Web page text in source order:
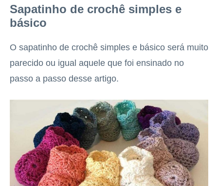
Sapatinho de crochê simples e
básico
O sapatinho de crochê simples e básico será muito
parecido ou igual aquele que foi ensinado no
passo a passo desse artigo.